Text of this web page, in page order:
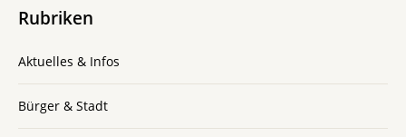
Rubriken
Aktuelles & Infos
Bürger & Stadt